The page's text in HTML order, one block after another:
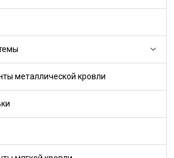
металлической кровли